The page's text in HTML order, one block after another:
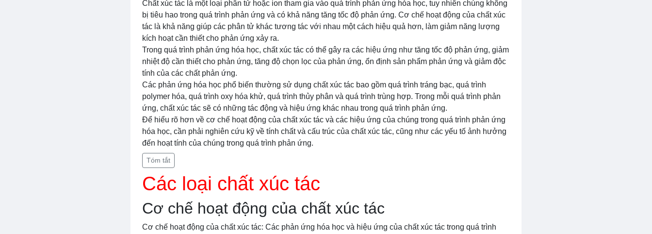
Chất xúc tác là một loại phân tử hoặc ion tham gia vào quá trình phản ứng hóa học, tuy nhiên chúng không
bị tiêu hao trong quá trình phản ứng và có khả năng tăng tốc độ phản ứng. Cơ chế hoạt động của chất xúc
tác là khả năng giúp các phân tử khác tương tác với nhau một cách hiệu quả hơn, làm giảm năng lượng
kích hoạt cần thiết cho phản ứng xảy ra.
Trong quá trình phản ứng hóa học, chất xúc tác có thể gây ra các hiệu ứng như tăng tốc độ phản ứng, giảm
nhiệt độ cần thiết cho phản ứng, tăng độ chọn lọc của phản ứng, ổn định sản phẩm phản ứng và giảm độc
tính của các chất phản ứng.
Các phản ứng hóa học phổ biến thường sử dụng chất xúc tác bao gồm quá trình tráng bạc, quá trình
polymer hóa, quá trình oxy hóa khử, quá trình thủy phân và quá trình trùng hợp. Trong mỗi quá trình phản
ứng, chất xúc tác sẽ có những tác động và hiệu ứng khác nhau trong quá trình phản ứng.
Để hiểu rõ hơn về cơ chế hoạt động của chất xúc tác và các hiệu ứng của chúng trong quá trình phản ứng
hóa học, cần phải nghiên cứu kỹ về tính chất và cấu trúc của chất xúc tác, cũng như các yếu tố ảnh hưởng
đến hoạt tính của chúng trong quá trình phản ứng.
Tóm tắt
Các loại chất xúc tác
Cơ chế hoạt động của chất xúc tác
Cơ chế hoạt động của chất xúc tác: Các phản ứng hóa học và hiệu ứng của chất xúc tác trong quá trình